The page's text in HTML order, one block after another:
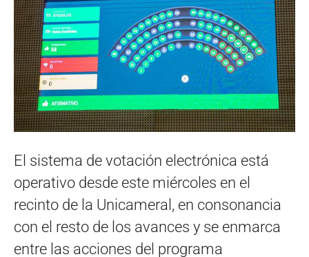
El sistema de votación electrónica está
operativo desde este miércoles en el
recinto de la Unicameral, en consonancia
con el resto de los avances y se enmarca
entre las acciones del programa